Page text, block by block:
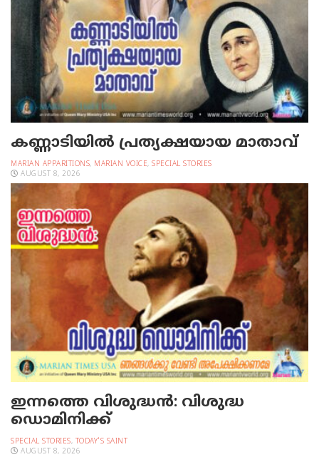
കണ്ണാടിയില്‍ പ്രത്യക്ഷയായ മാതാവ്
MARIAN APPARITIONS, MARIAN VOICE, SPECIAL STORIES
AUGUST 8, 2026
ഇന്നത്തെ വിശുദ്ധന്‍: വിശുദ്ധ
ഡൊമിനിക്ക്
SPECIAL STORIES, TODAY'S SAINT
AUGUST 8, 2026